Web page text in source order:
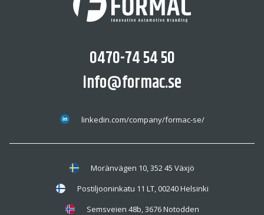
0470-74 54 50
info@formac.se
linkedin.com/company/formac-se/
Moränvägen 10, 352 45 Växjö
Postiljooninkatu 11 LT, 00240 Helsinki
Semsveien 48b, 3676 Notodden